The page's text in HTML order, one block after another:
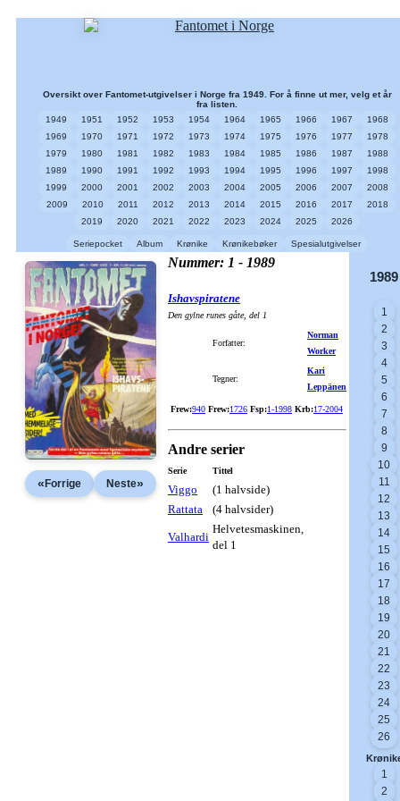
Oversikt over Fantomet-utgivelser i Norge fra 1949. For å finne ut mer, velg et år
fra listen.
1949
1951 1952 1953 1954 1964 1965 1966 1967
1968
1969
1970 1971 1972 1973 1974 1975 1976 1977
1978
1979
1980 1981 1982 1983 1984 1985 1986 1987
1988
1989
1990 1991 1992 1993 1994 1995 1996 1997
1998
1999
2000 2001 2002 2003 2004 2005 2006 2007
2008
2009
2010 2011 2012 2013 2014 2015 2016 2017
2018
2019
2020 2021 2022 2023 2024 2025 2026
Seriepocket Album Krønike Krønikebøker Spesialutgivelser
« Forrige Neste»
Nummer: 1 - 1989
Ishavspiratene
Den gylne runes gåte, del 1
Forfatter:
Norman
Worker
Tegner:
Kari
Leppänen
Frew:940 Frew:1726 Fsp:1-1998 Krb:17-2004
Andre serier
Serie Tittel
Viggo
(1 halvside)
Rattata
(4 halvsider)
Valhardi
Helvetesmaskinen,
del 1
1989
1
2
3
4
5
6
7
8
9
10
11
12
13
14
15
16
17
18
19
20
21
22
23
24
25
26
1
2